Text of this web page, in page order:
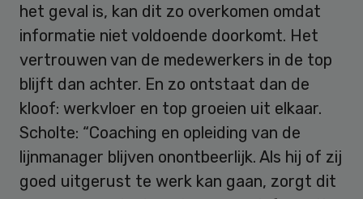
het geval is, kan dit zo overkomen omdat
informatie niet voldoende doorkomt. Het
vertrouwen van de medewerkers in de top
blijft dan achter. En zo ontstaat dan de
kloof: werkvloer en top groeien uit elkaar.
Scholte: “Coaching en opleiding van de
lijnmanager blijven onontbeerlijk. Als hij of zij
goed uitgerust te werk kan gaan, zorgt dit